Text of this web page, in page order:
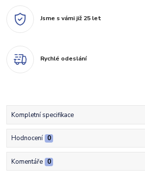
Jsme s vámi již 25 let
Rychlé odeslání
Kompletní specifikace
Hodnocení 0
Komentáře 0